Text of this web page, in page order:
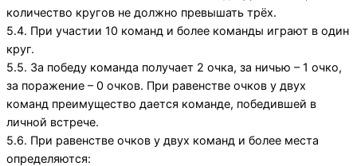
количество кругов не должно превышать трёх.
5.4. При участии 10 команд и более команды играют в один
круг.
5.5. За победу команда получает 2 очка, за ничью – 1 очко,
за поражение – 0 очков. При равенстве очков у двух
команд преимущество дается команде, победившей в
личной встрече.
5.6. При равенстве очков у двух команд и более места
определяются: